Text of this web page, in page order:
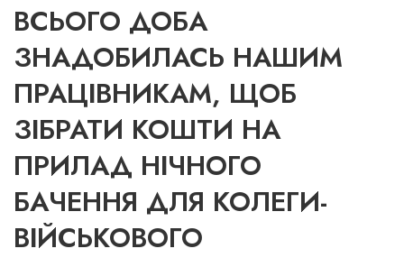
ВСЬОГО ДОБА
ЗНАДОБИЛАСЬ НАШИМ
ПРАЦІВНИКАМ, ЩОБ
ЗІБРАТИ КОШТИ НА
ПРИЛАД НІЧНОГО
БАЧЕННЯ ДЛЯ КОЛЕГИ-
ВІЙСЬКОВОГО